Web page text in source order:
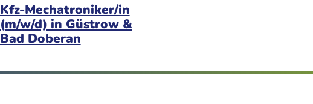
Kfz-Mechatroniker/in
(m/w/d) in Güstrow &
Bad Doberan